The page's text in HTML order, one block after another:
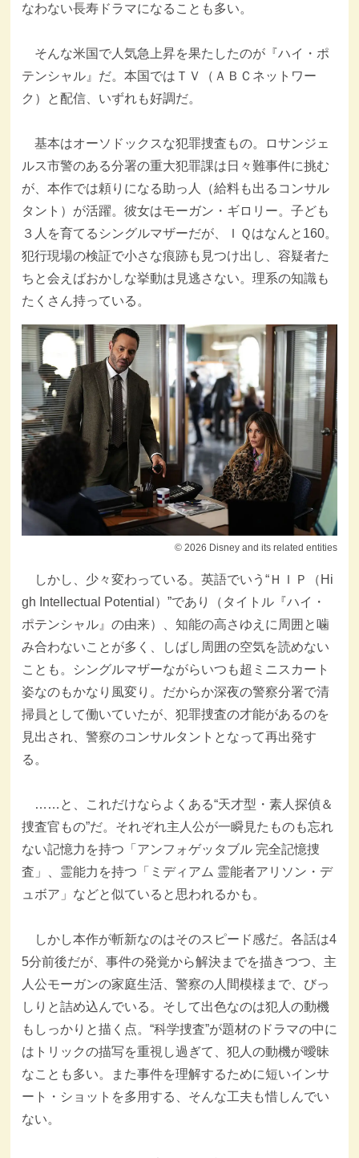
なわない長寿ドラマになることも多い。
そんな米国で人気急上昇を果たしたのが『ハイ・ポ
テンシャル』だ。本国ではＴＶ（ＡＢＣネットワー
ク）と配信、いずれも好調だ。
基本はオーソドックスな犯罪捜査もの。ロサンジェ
ルス市警のある分署の重大犯罪課は日々難事件に挑む
が、本作では頼りになる助っ人（給料も出るコンサル
タント）が活躍。彼女はモーガン・ギロリー。子ども
３人を育てるシングルマザーだが、ＩＱはなんと160。
犯行現場の検証で小さな痕跡も見つけ出し、容疑者た
ちと会えばおかしな挙動は見逃さない。理系の知識も
たくさん持っている。
© 2026 Disney and its related entities
しかし、少々変わっている。英語でいう“ＨＩＰ（Hi
gh Intellectual Potential）”であり（タイトル『ハイ・
ポテンシャル』の由来）、知能の高さゆえに周囲と噛
み合わないことが多く、しばし周囲の空気を読めない
ことも。シングルマザーながらいつも超ミニスカート
姿なのもかなり風変り。だからか深夜の警察分署で清
掃員として働いていたが、犯罪捜査の才能があるのを
見出され、警察のコンサルタントとなって再出発す
る。
……と、これだけならよくある“天才型・素人探偵＆
捜査官もの”だ。それぞれ主人公が一瞬見たものも忘れ
ない記憶力を持つ「アンフォゲッタブル 完全記憶捜
査」、霊能力を持つ「ミディアム 霊能者アリソン・デ
ュボア」などと似ていると思われるかも。
しかし本作が斬新なのはそのスピード感だ。各話は4
5分前後だが、事件の発覚から解決までを描きつつ、主
人公モーガンの家庭生活、警察の人間模様まで、びっ
しりと詰め込んでいる。そして出色なのは犯人の動機
もしっかりと描く点。“科学捜査”が題材のドラマの中に
はトリックの描写を重視し過ぎて、犯人の動機が曖昧
なことも多い。また事件を理解するために短いインサ
ート・ショットを多用する、そんな工夫も惜しんでい
ない。